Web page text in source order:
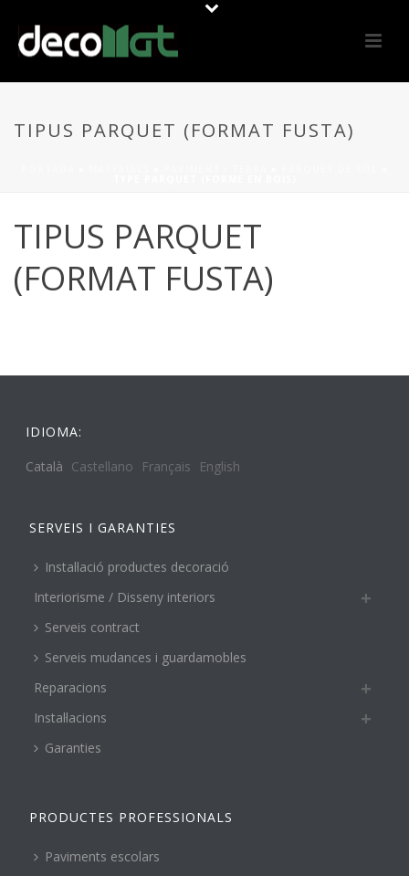
TIPUS PARQUET (FORMAT FUSTA)
TIPUS PARQUET
(FORMAT FUSTA)
IDIOMA:
Català Castellano Français English
SERVEIS I GARANTIES
Instal·lació productes decoració
Interiorisme / Disseny interiors
Serveis contract
Serveis mudances i guardamobles
Reparacions
Instal·lacions
Garanties
PRODUCTES PROFESSIONALS
Paviments escolars